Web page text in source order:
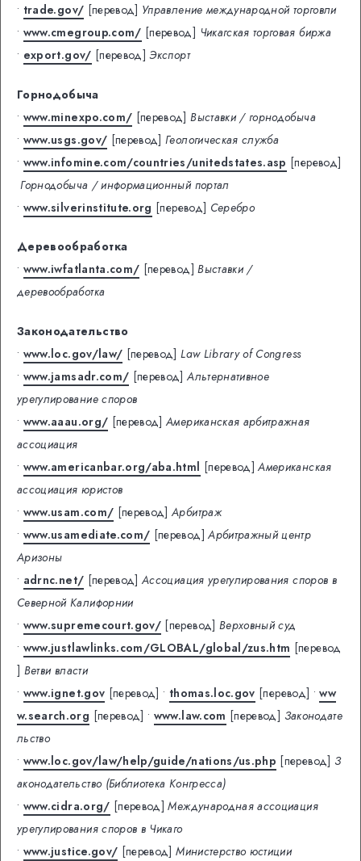
• trade.gov/ [перевод] Управление международной торговли
• www.cmegroup.com/ [перевод] Чикагская торговая биржа
• export.gov/ [перевод] Экспорт
Горнодобыча
• www.minexpo.com/ [перевод] Выставки / горнодобыча
• www.usgs.gov/ [перевод] Геологическая служба
• www.infomine.com/countries/unitedstates.asp [перевод]
Горнодобыча / информационный портал
• www.silverinstitute.org [перевод] Серебро
Деревообработка
• www.iwfatlanta.com/ [перевод] Выставки /
деревообработка
Законодательство
• www.loc.gov/law/ [перевод] Law Library of Congress
• www.jamsadr.com/ [перевод] Альтернативное
урегулирование споров
• www.aaau.org/ [перевод] Американская арбитражная
ассоциация
• www.americanbar.org/aba.html [перевод] Американская
ассоциация юристов
• www.usam.com/ [перевод] Арбитраж
• www.usamediate.com/ [перевод] Арбитражный центр
Аризоны
• adrnc.net/ [перевод] Ассоциация урегулирования споров в
Северной Калифорнии
• www.supremecourt.gov/ [перевод] Верховный суд
• www.justlawlinks.com/GLOBAL/global/zus.htm [перевод
] Ветви власти
• www.ignet.gov [перевод] • thomas.loc.gov [перевод] •ww
w.search.org [перевод] • www.law.com [перевод] Законодате
льство
• www.loc.gov/law/help/guide/nations/us.php [перевод] З
аконодательство (Библиотека Конгресса)
• www.cidra.org/ [перевод] Международная ассоциация
урегулирования споров в Чикаго
• www.justice.gov/ [перевод] Министерство юстиции